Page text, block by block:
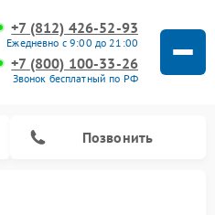
+7 (812) 426-52-93
Ежедневно с 9:00 до 21:00
+7 (800) 100-33-26
Звонок бесплатный по РФ
Позвонить